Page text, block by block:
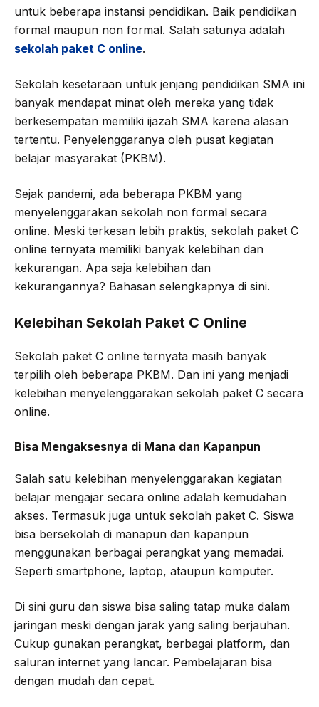
untuk beberapa instansi pendidikan. Baik pendidikan
formal maupun non formal. Salah satunya adalah
sekolah paket C online.
Sekolah kesetaraan untuk jenjang pendidikan SMA ini
banyak mendapat minat oleh mereka yang tidak
berkesempatan memiliki ijazah SMA karena alasan
tertentu. Penyelenggaranya oleh pusat kegiatan
belajar masyarakat (PKBM).
Sejak pandemi, ada beberapa PKBM yang
menyelenggarakan sekolah non formal secara
online. Meski terkesan lebih praktis, sekolah paket C
online ternyata memiliki banyak kelebihan dan
kekurangan. Apa saja kelebihan dan
kekurangannya? Bahasan selengkapnya di sini.
Kelebihan Sekolah Paket C Online
Sekolah paket C online ternyata masih banyak
terpilih oleh beberapa PKBM. Dan ini yang menjadi
kelebihan menyelenggarakan sekolah paket C secara
online.
Bisa Mengaksesnya di Mana dan Kapanpun
Salah satu kelebihan menyelenggarakan kegiatan
belajar mengajar secara online adalah kemudahan
akses. Termasuk juga untuk sekolah paket C. Siswa
bisa bersekolah di manapun dan kapanpun
menggunakan berbagai perangkat yang memadai.
Seperti smartphone, laptop, ataupun komputer.
Di sini guru dan siswa bisa saling tatap muka dalam
jaringan meski dengan jarak yang saling berjauhan.
Cukup gunakan perangkat, berbagai platform, dan
saluran internet yang lancar. Pembelajaran bisa
dengan mudah dan cepat.